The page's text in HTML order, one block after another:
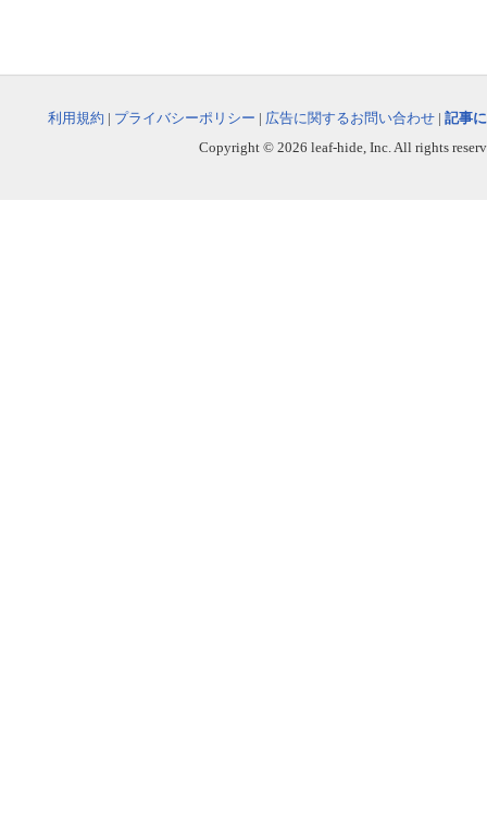
利用規約 | プライバシーポリシー | 広告に関するお問い合わせ | 記事
Copyright © 2026 leaf-hide, Inc. All rights